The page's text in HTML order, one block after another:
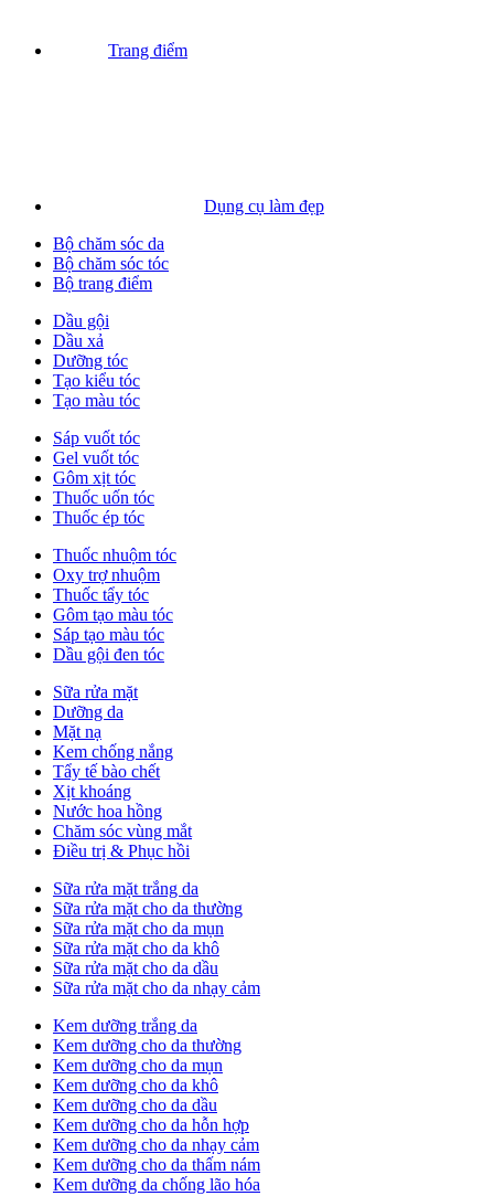
Trang điểm
Dụng cụ làm đẹp
Bộ chăm sóc da
Bộ chăm sóc tóc
Bộ trang điểm
Dầu gội
Dầu xả
Dưỡng tóc
Tạo kiểu tóc
Tạo màu tóc
Sáp vuốt tóc
Gel vuốt tóc
Gôm xịt tóc
Thuốc uốn tóc
Thuốc ép tóc
Thuốc nhuộm tóc
Oxy trợ nhuộm
Thuốc tẩy tóc
Gôm tạo màu tóc
Sáp tạo màu tóc
Dầu gội đen tóc
Sữa rửa mặt
Dưỡng da
Mặt nạ
Kem chống nắng
Tẩy tế bào chết
Xịt khoáng
Nước hoa hồng
Chăm sóc vùng mắt
Điều trị & Phục hồi
Sữa rửa mặt trắng da
Sữa rửa mặt cho da thường
Sữa rửa mặt cho da mụn
Sữa rửa mặt cho da khô
Sữa rửa mặt cho da dầu
Sữa rửa mặt cho da nhạy cảm
Kem dưỡng trắng da
Kem dưỡng cho da thường
Kem dưỡng cho da mụn
Kem dưỡng cho da khô
Kem dưỡng cho da dầu
Kem dưỡng cho da hỗn hợp
Kem dưỡng cho da nhạy cảm
Kem dưỡng cho da thấm nám
Kem dưỡng da chống lão hóa